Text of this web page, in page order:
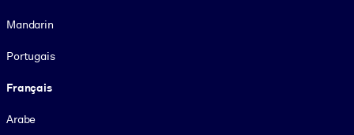
Mandarin
Portugais
Français
Arabe